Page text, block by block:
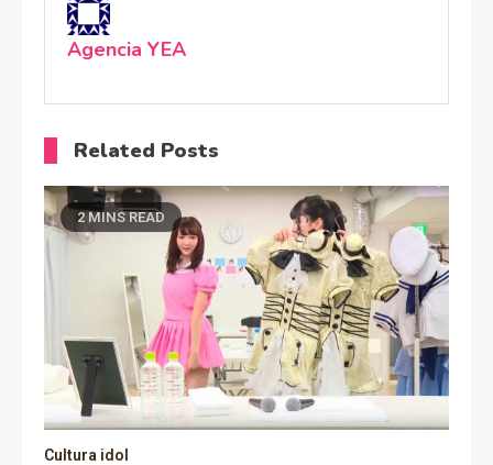
Agencia YEA
Related Posts
2 MINS READ
Cultura idol